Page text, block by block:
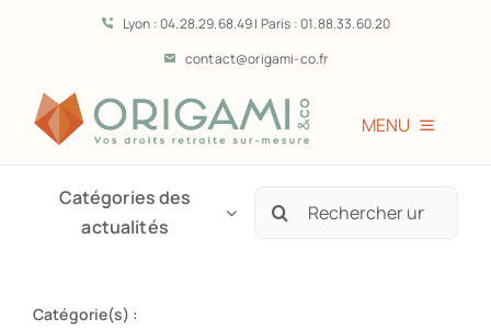
contenu
Lyon : 04.28.29.68.49 | Paris : 01.88.33.60.20
contact@origami-co.fr
MENU
Catégories des
actualités
Rechercher:
Catégorie(s) :